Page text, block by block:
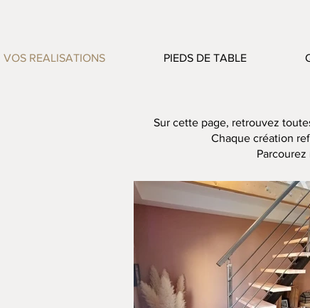
VOS REALISATIONS PIEDS DE TABLE
Sur cette page, retrouvez
Chaque création